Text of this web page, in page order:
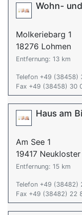
Wohn-
Molkeriebarg 1
18276 Lohmen
Entfernung: 13 km
Telefon +49 (38458)
Fax +49 (38458) 30
Haus am
Am See 1
19417 Neukloster
Entfernung: 15 km
Telefon +49 (38482)
Fax +49 (38482) 22